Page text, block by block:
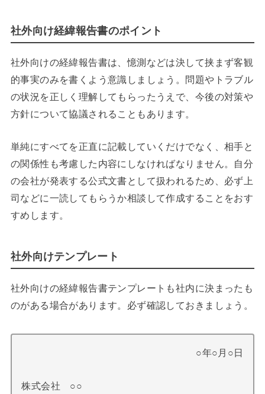
社外向け経緯報告書のポイント
社外向けの経緯報告書は、憶測などは決して挟まず客観
的事実のみを書くよう意識しましょう。問題やトラブル
の状況を正しく理解してもらったうえで、今後の対策や
方針について協議されることもあります。
単純にすべてを正直に記載していくだけでなく、相手と
の関係性も考慮した内容にしなければなりません。自分
の会社が発表する公式文書として扱われるため、必ず上
司などに一読してもらうか相談して作成することをおす
すめします。
社外向けテンプレート
社外向けの経緯報告書テンプレートも社内に決まったも
のがある場合があります。必ず確認しておきましょう。
○年○月○日
株式会社 ○○